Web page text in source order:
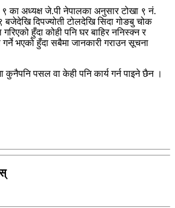
९ का अध्यक्ष जे.पी नेपालका अनुसार टोखा ९ नं.
बजेदेखि दिपज्योती टोलदेखि सिदा गोङबु चोक
हुँदा कोही पनि घर बाहिर ननिस्क्न र
गर्ने भएको हुँदा सबैमा जानकारी गराउन सूचना
कुनैपनि पसल वा केही पनि कार्य गर्न पाइने छैन ।